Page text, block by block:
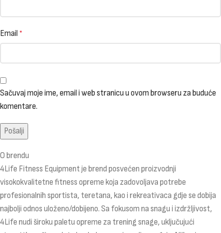
Email *
Sačuvaj moje ime, email i web stranicu u ovom browseru za buduće
komentare.
O brendu
4Life Fitness Equipment je brend posvećen proizvodnji
visokokvalitetne fitness opreme koja zadovoljava potrebe
profesionalnih sportista, teretana, kao i rekreativaca gdje se dobija
najbolji odnos uloženo/dobijeno. Sa fokusom na snagu i izdržljivost,
4Life nudi široku paletu opreme za trening snage, uključujući